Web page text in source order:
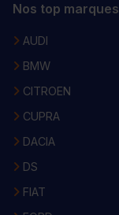
Nos top marques
AUDI
BMW
CITROEN
CUPRA
DACIA
DS
FIAT